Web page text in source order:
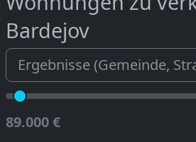
Bardejov
89.000 €